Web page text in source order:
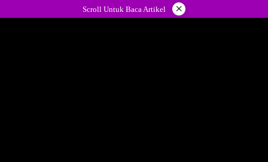
ke
Scroll Untuk Baca Artikel ×